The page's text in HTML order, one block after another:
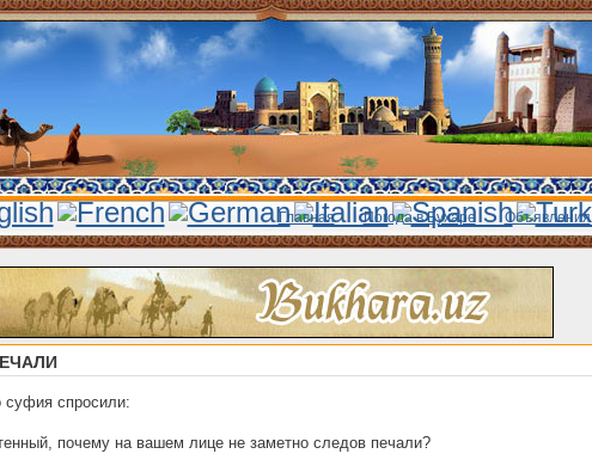
Главная Погода в Бухаре Объявления
суфия спросили:
почему на вашем лице не заметно следов печали?